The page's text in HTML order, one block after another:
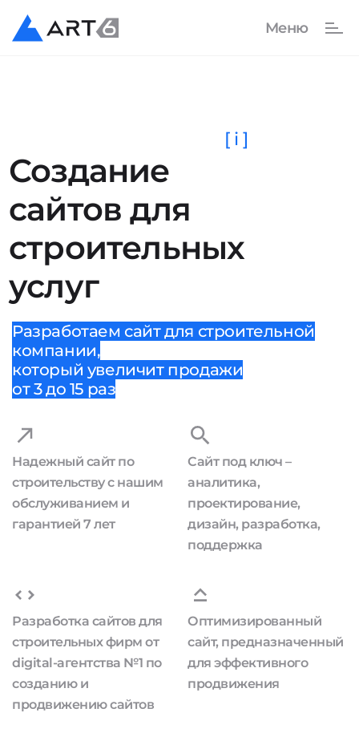
Создание
сайтов для
строительных
услуг
[ i ]
Разработаем сайт для строительной
компании,
который увеличит продажи
от 3 до 15 раз
Надежный сайт по
строительству с нашим
обслуживанием и
гарантией 7 лет
Сайт под ключ –
аналитика,
проектирование,
дизайн, разработка,
поддержка
Разработка сайтов для
строительных фирм от
digital-агентства №1 по
созданию и
продвижению сайтов
Оптимизированный
сайт, предназначенный
для эффективного
продвижения